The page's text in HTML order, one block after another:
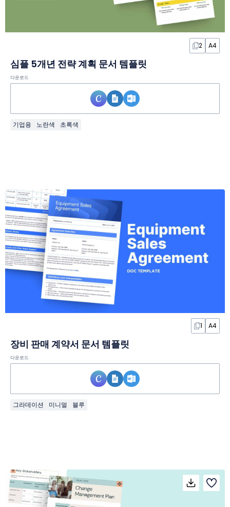
2 A4
심플 5개년 전략 계획 문서 템플릿
다운로드
기업용 노란색 초록색
1 A4
장비 판매 계약서 문서 템플릿
다운로드
그라데이션 미니멀 블루